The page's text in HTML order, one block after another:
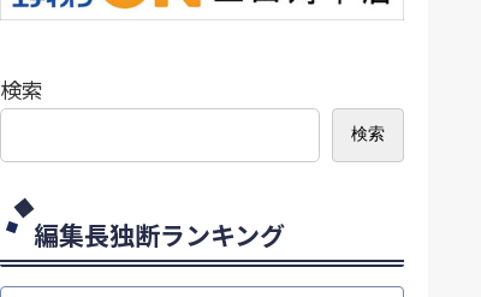
検索
検索
編集長独断ランキング